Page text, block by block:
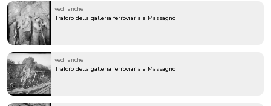
vedi anche
Traforo della galleria ferroviaria a Massagno
vedi anche
Traforo della galleria ferroviaria a Massagno